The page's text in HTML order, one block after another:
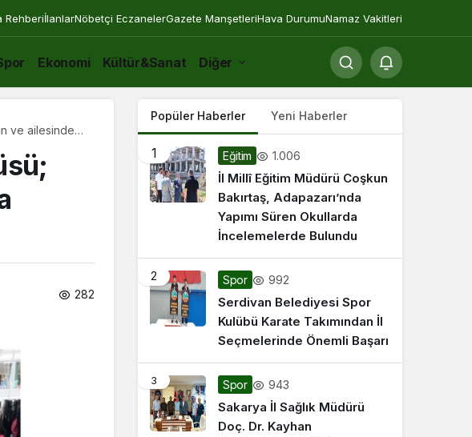
RehberiİlanlarNöbetçi EczanelerGazete ManşetleriHava DurumuNamaz Vakitleri
Ekonomi Kültür&Sanat Diğer
ve ailesinden
282
Popüler Haberler Yeni Haberler
1 Eğitim 1.006
İl Millî Eğitim Müdürü Coşkun
Bakırtaş, Adapazarı’nda
Yapımı Süren Okullarda
İncelemelerde Bulundu
2 Spor 992
Serdivan Belediyesi Spor
Kulübü Karate Takımından İl
Seçmelerinde Önemli Başarı
3 Spor 943
Sakarya İl Sağlık Müdürü
Doç. Dr. Kayhan